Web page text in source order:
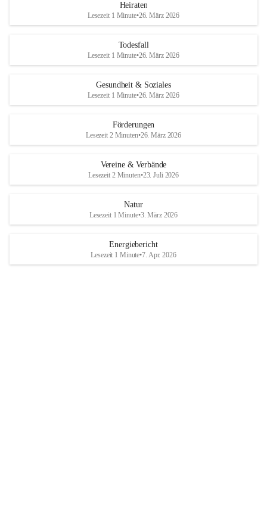
Heiraten
Lesezeit 1 Minute•26. März 2026
Todesfall
Lesezeit 1 Minute•26. März 2026
Gesundheit & Soziales
Lesezeit 1 Minute•26. März 2026
Förderungen
Lesezeit 2 Minuten•26. März 2026
Vereine & Verbände
Lesezeit 2 Minuten•23. Juli 2026
Natur
Lesezeit 1 Minute•3. März 2026
Energiebericht
Lesezeit 1 Minute•7. Apr. 2026